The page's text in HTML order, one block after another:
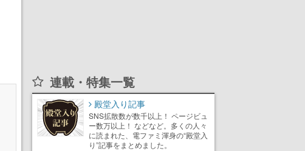
連載・特集一覧
殿堂入り記事
SNS拡散数が数千以上！ ページビュ
ー数万以上！ などなど。多くの人々
に読まれた、電ファミ渾身の“殿堂入
り”記事をまとめました。